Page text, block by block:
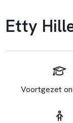
Etty
Voortgezet